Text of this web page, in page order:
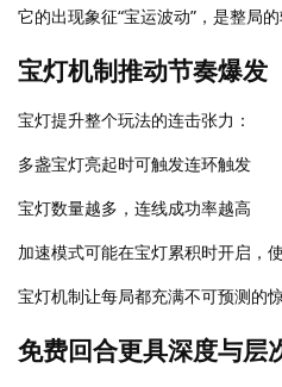
它的出现象征“宝运波动”，是整局的
宝灯机制推动节奏爆发
宝灯提升整个玩法的连击张力：
多盏宝灯亮起时可触发连环触发
宝灯数量越多，连线成功率越高
加速模式可能在宝灯累积时开启，
宝灯机制让每局都充满不可预测的惊
免费回合更具深度与层